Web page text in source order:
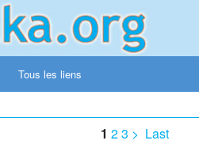
Tous les liens
1 23 > Last